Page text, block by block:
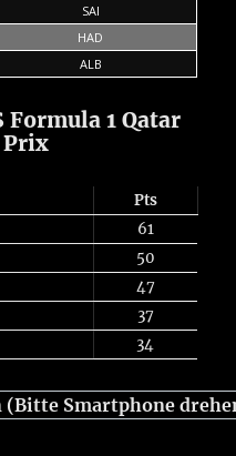
SAI
HAD
ALB
1 Qatar
Prix
Pts
61
50
47
37
34
(Bitte Smartphone